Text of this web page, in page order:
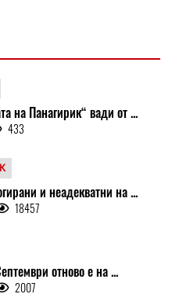
на Панагирик“ вади от ...
433
и неадекватни на ...
18457
отново е на ...
2007